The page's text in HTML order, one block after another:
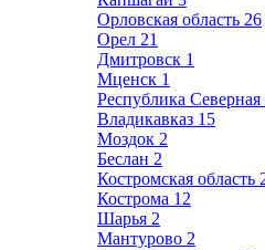
Орловская область 26
Орел 21
Дмитровск 1
Мценск 1
Республика
Владикавказ 15
Моздок 2
Беслан 2
Костромская область
Кострома 12
Шарья 2
Мантурово 2